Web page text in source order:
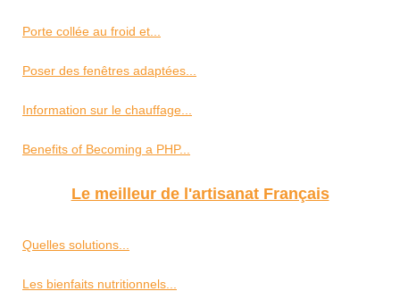
Porte collée au froid et...
Poser des fenêtres adaptées...
Information sur le chauffage...
Benefits of Becoming a PHP...
Le meilleur de l'artisanat Français
Quelles solutions...
Les bienfaits nutritionnels...